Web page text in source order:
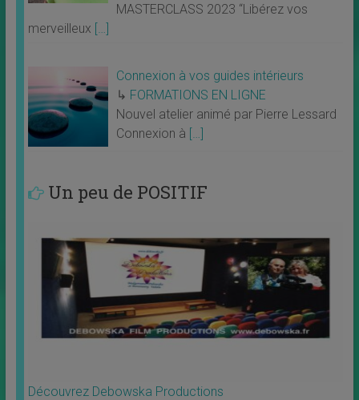
MASTERCLASS 2023 “Libérez vos
merveilleux […]
Connexion à vos guides intérieurs
↳ FORMATIONS EN LIGNE
Nouvel atelier animé par Pierre Lessard
Connexion à […]
Un peu de POSITIF
Découvrez Debowska Productions